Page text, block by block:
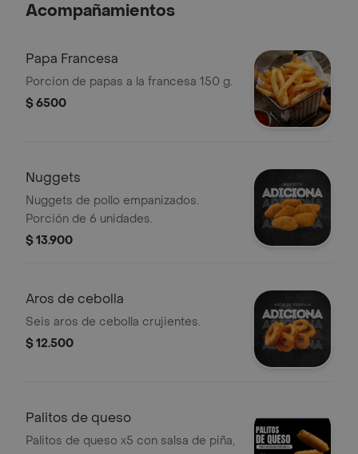
acompañado de papas a la francesa y
Acompañamientos
Papa Francesa
Porcion de papas a la francesa 150 g.
$ 6500
Nuggets
Nuggets de pollo empanizados.
Porción de 6 unidades.
$ 13.900
Aros de cebolla
Seis aros de cebolla crujientes.
$ 12.500
Palitos de queso
Palitos de queso x5 con salsa de piña,